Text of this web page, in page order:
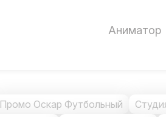
Аниматор
Промо Оскар Футбольный